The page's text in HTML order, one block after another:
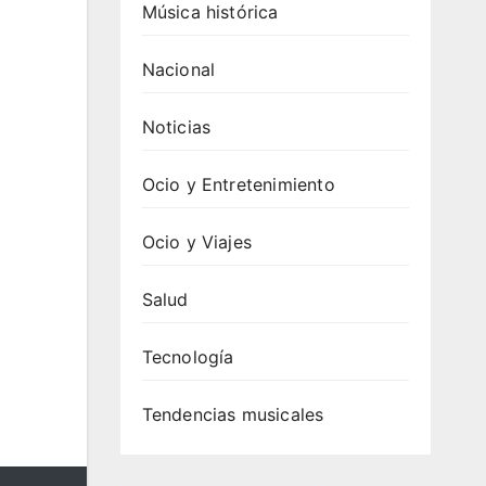
Música histórica
Nacional
Noticias
Ocio y Entretenimiento
Ocio y Viajes
Salud
Tecnología
Tendencias musicales